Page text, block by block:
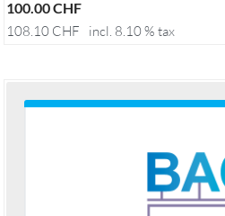
100.00CHF
108.10 CHF incl. 8.10 % tax